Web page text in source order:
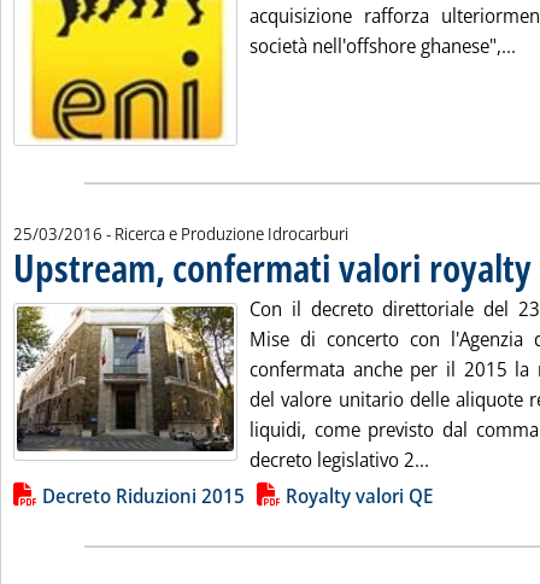
acquisizione rafforza
società nell'offshore ghanese",...
25/03/2016 - Ricerca e Produzione Idrocarburi
Upstream, confermati valori
Con il decreto direttoriale del
Mise di concerto con l'Agenzia
confermata anche per il 2015 la
del valore unitario delle aliquote
liquidi, come previsto dal
decreto legislativo 2...
Lista allegati PDF alla notizia
Decreto Riduzioni 2015 Royalty valori QE